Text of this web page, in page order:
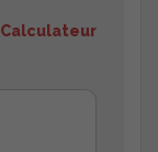
Calculateur